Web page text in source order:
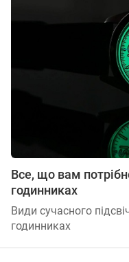
Все, що вам
годинниках
Види сучасного
годинниках